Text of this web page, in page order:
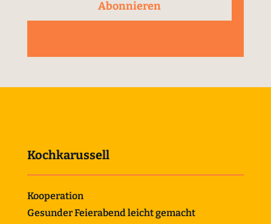
Abonnieren
Kochkarussell
Kooperation
Gesunder Feierabend leicht gemacht